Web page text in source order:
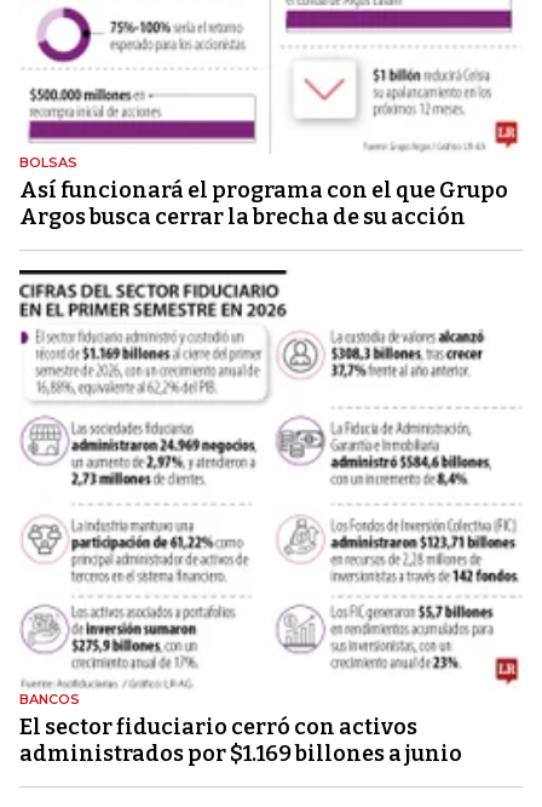
BOLSAS
Así funcionará el programa con el que Grupo
Argos busca cerrar la brecha de su acción
BANCOS
El sector fiduciario cerró con activos
administrados por $1.169 billones a junio